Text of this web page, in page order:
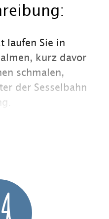
laufen Sie in
kurz davor
schmalen,
der Sesselbahn
Sie auf
Sie den
Gipfel des
beginnt auf